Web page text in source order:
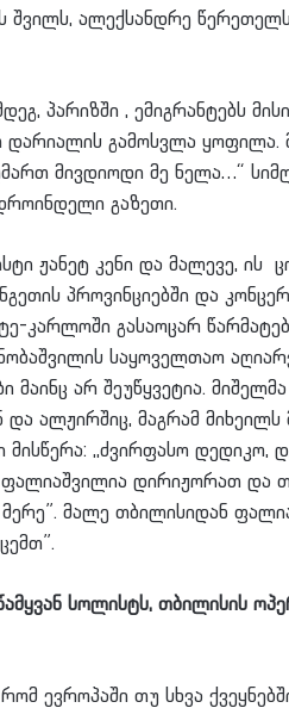
შვილს, ალექსანდრე
პარიზში , ემიგრანტებს
დარიალის გამოსვლა ყოფილა.
მივდიოდი მე ნელა…“
გაზეთი.
ჟანეტ კენი და მალევე,
პროვინციებში და
კარლოში გასაოცარ
საყოველთაო
არ შეუწყვეტია.
ალჟირშიც, მაგრამ მიხეილს
მისწერა: ,,ძვირფასო დედიკო,
დირიჟორათ და
მალე თბილისიდან
სოლისტს, თბილისის
ევროპაში თუ სხვა